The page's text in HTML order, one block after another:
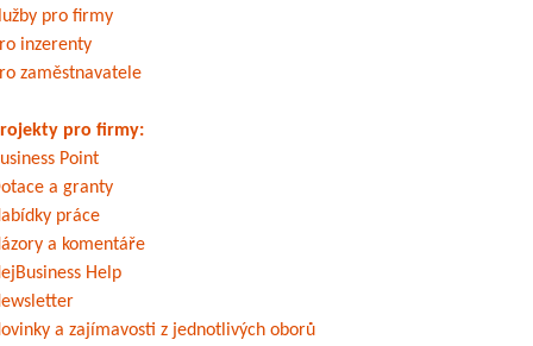
pro firmy
inzerenty
zaměstnavatele
pro firmy:
Point
a granty
práce
a komentáře
Help
a zajímavosti z jednotlivých oborů